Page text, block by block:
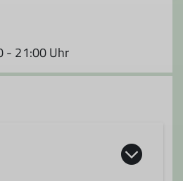
- 21:00 Uhr